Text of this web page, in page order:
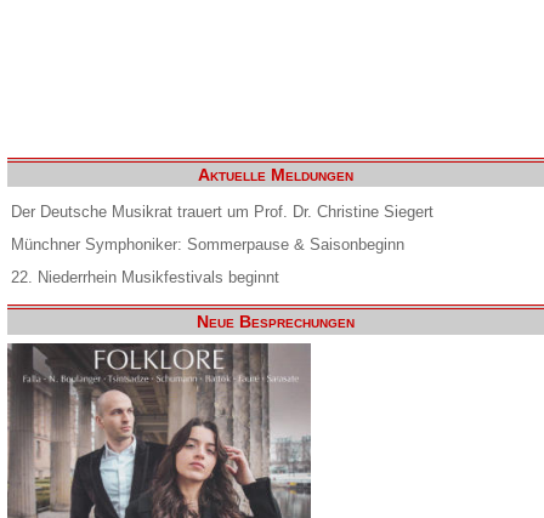
Aktuelle Meldungen
Der Deutsche Musikrat trauert um Prof. Dr. Christine Siegert
Münchner Symphoniker: Sommerpause & Saisonbeginn
22. Niederrhein Musikfestivals beginnt
Neue Besprechungen